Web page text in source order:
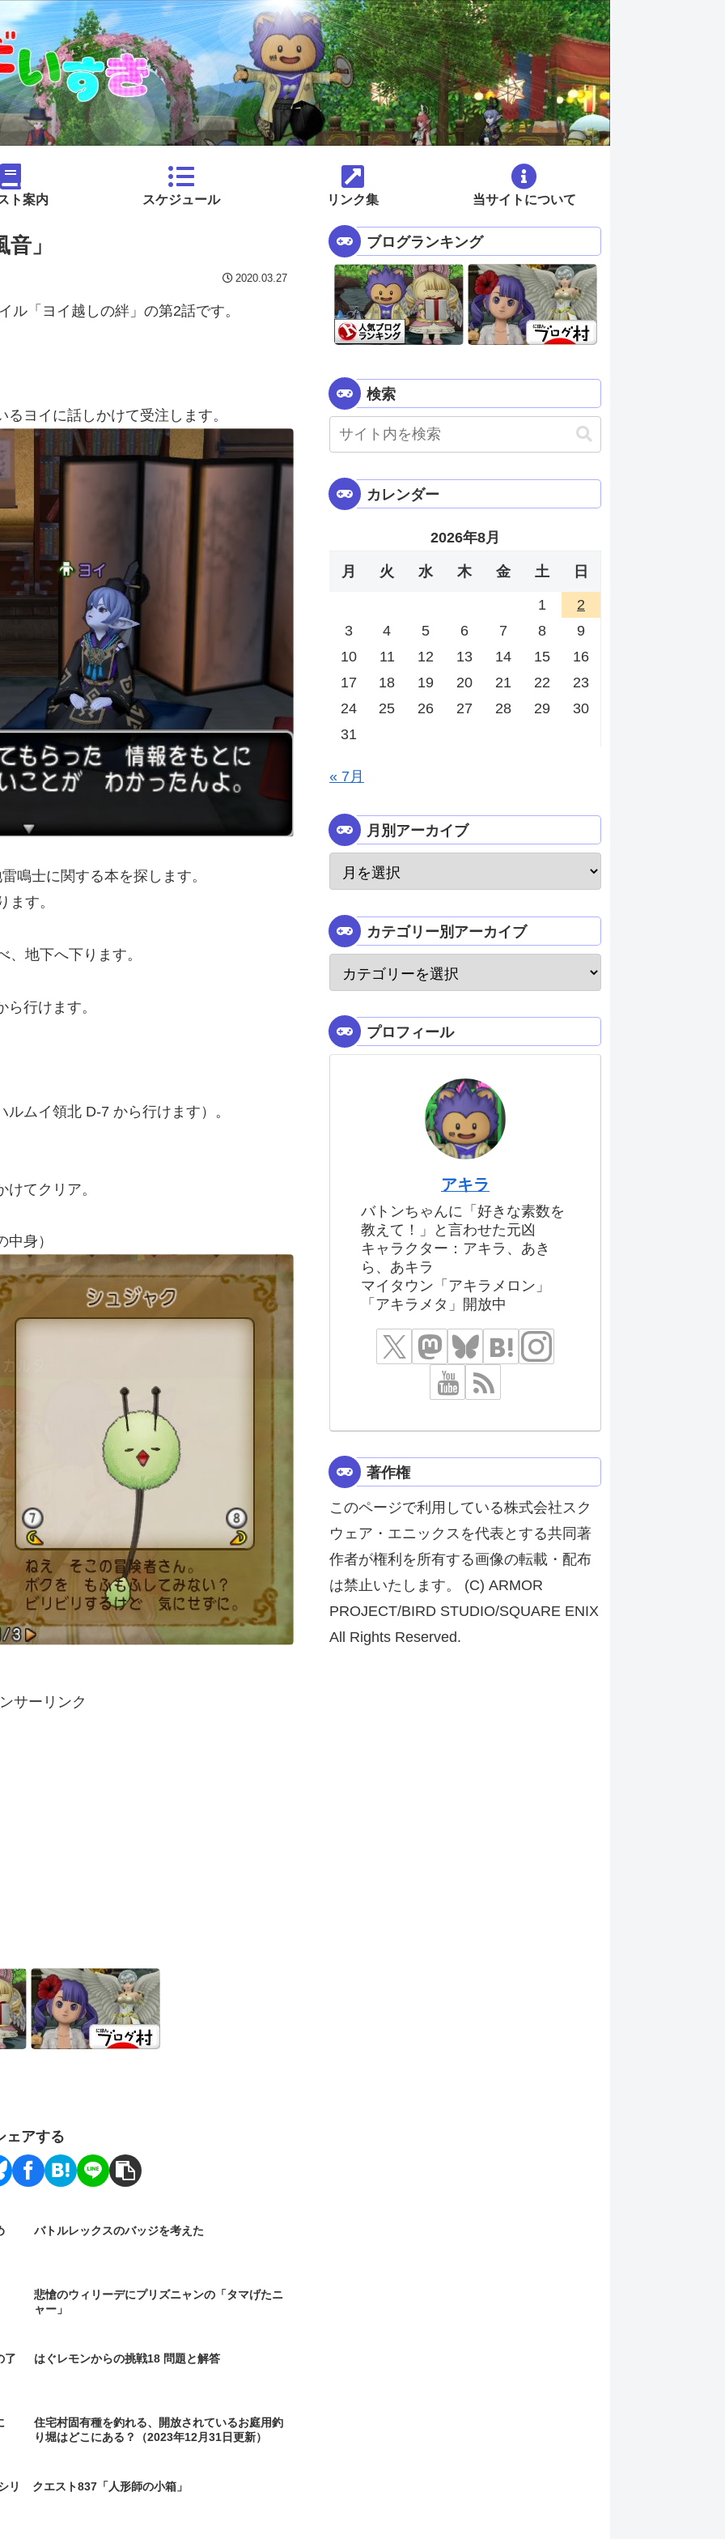
ト案内 スケジュール リンク集 当サイトについて
」
2020.03.27
ル「ヨイ越しの絆」の第2話です。
ヨイに話しかけて受注します。
鳴士に関する本を探します。
す。
地下へ下ります。
行けます。
ムイ領北 D-7 から行けます）。
てクリア。
身）
サーリンク
ェアする
バトルレックスのバッジを考えた
悲愴のウィリーデにプリズニャンの「タマげたニ
ャー」
了 はぐレモンからの挑戦18 問題と解答
住宅村固有種を釣れる、開放されているお庭用釣
り堀はどこにある？（2023年12月31日更新）
リ クエスト837「人形師の小箱」
ブログランキング
検索
カレンダー
2026年8月
月 火 水 木 金 土 日
1
2
3
4 5 6 7 8
9
10
11 12 13 14 15
16
17
18 19 20 21 22
23
24
25 26 27 28 29
30
31
« 7月
月別アーカイブ
カテゴリー別アーカイブ
プロフィール
アキラ
バトンちゃんに「好きな素数を
教えて！」と言わせた元凶
キャラクター：アキラ、あき
ら、あキラ
マイタウン「アキラメロン」
「アキラメタ」開放中
著作権
このページで利用している株式会社スク
ウェア・エニックスを代表とする共同著
作者が権利を所有する画像の転載・配布
は禁止いたします。 (C) ARMOR
PROJECT/BIRD STUDIO/SQUARE ENIX
All Rights Reserved.